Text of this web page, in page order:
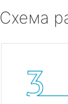
Схема